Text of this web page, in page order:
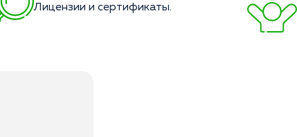
Лицензии и сертификаты.